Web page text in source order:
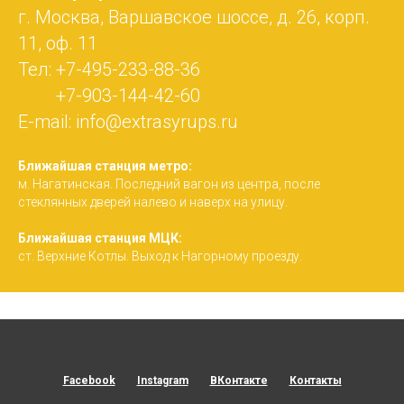
г. Москва, Варшавское шоссе, д. 26, корп.
11, оф. 11
Тел: +7-495-233-88-36
+7-903-144-42-60
E-mail: info@extrasyrups.ru
Ближайшая станция метро:
м. Нагатинская. Последний вагон из центра, после
стеклянных дверей налево и наверх на улицу.
Ближайшая станция МЦК:
ст. Верхние Котлы. Выход к Нагорному проезду.
Facebook Instagram ВКонтакте Контакты